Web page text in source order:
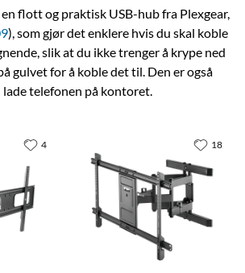
flott og praktisk USB-hub fra Plexgear,
), som gjør det enklere hvis du skal koble
slik at du ikke trenger å krype ned
gulvet for å koble det til. Den er også
telefonen på kontoret.
4 18